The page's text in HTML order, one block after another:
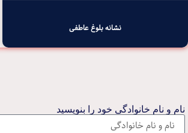
نشانه‌ بلوغ عاطفی
نام و نام خانوادگی خود را بنویسید